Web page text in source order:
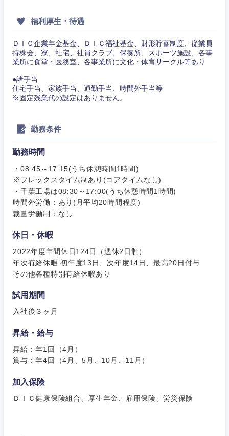
福利厚生・待遇
ＤＩＣ企業年金基金、ＤＩＣ福祉基金、財形貯蓄制度、従業員
持株会、寮、社宅、社員クラブ、保養所、スポーツ施設、各事
業所に食堂・医務室、各事業所に文化・体育サークル等あり
●諸手当
住宅手当、家族手当、通勤手当、時間外手当等
※固定残業代の設定はありません。
勤務条件
勤務時間
・08:45～17:15(うち休憩時間1時間)
※フレックスタイム制あり(コアタイムなし)
・千葉工場は08:30～17:00(うち休憩時間1時間)
時間外労働：あり(月平均20時間程度)
裁量労働制：なし
休日・休暇
2022年度年間休日124日（週休2日制）
年次有給休暇 初年度13日、次年度14日、最高20日付与
その他各種特別有給休暇あり
試用期間
入社後３ヶ月
昇給・給与
昇給：年1回（4月）
賞与：年4回（4月、5月、10月、11月）
加入保険
ＤＩＣ健康保険組合、厚生年金、雇用保険、労災保険
石川県 福井県
山梨県 長野県